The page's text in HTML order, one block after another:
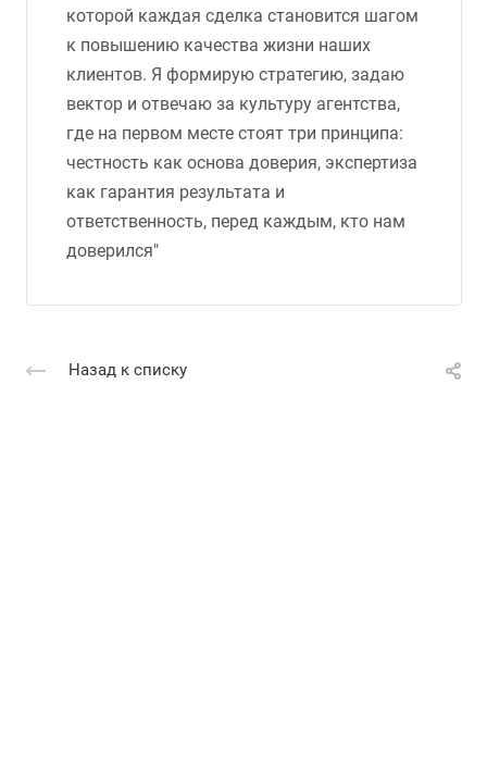
которой каждая сделка становится шагом
к повышению качества жизни наших
клиентов. Я формирую стратегию, задаю
вектор и отвечаю за культуру агентства,
где на первом месте стоят три принципа:
честность как основа доверия, экспертиза
как гарантия результата и
ответственность, перед каждым, кто нам
доверился"
Назад к списку